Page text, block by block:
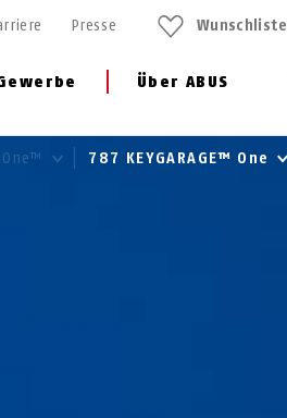
Über ABUS
Presse Wunschliste
One™ 787 KEYGARAGE™ One